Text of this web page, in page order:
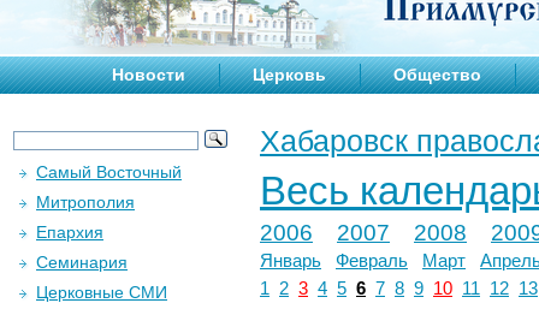
Новости Церковь Общество
Хабаровск
Весь
2006 2007 2008
Январь Февраль Март
1
2 3 4 5 6 7 8 9 10 11 12 13
Самый Восточный
Митрополия
Епархия
Семинария
Церковные СМИ